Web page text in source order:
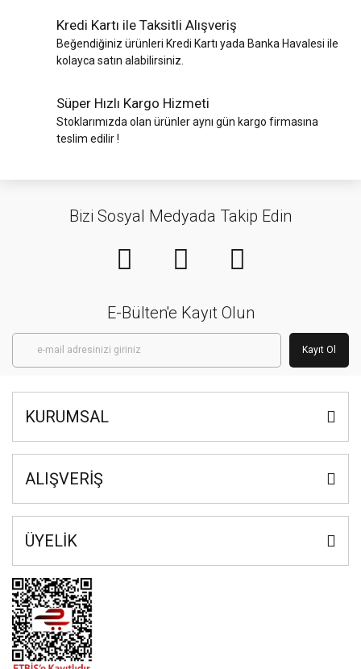
Kredi Kartı ile Taksitli Alışveriş
Beğendiğiniz ürünleri Kredi Kartı yada Banka Havalesi ile
kolayca satın alabilirsiniz.
Süper Hızlı Kargo Hizmeti
Stoklarımızda olan ürünler aynı gün kargo firmasına
teslim edilir !
Bizi Sosyal Medyada Takip Edin
E-Bülten'e Kayıt Olun
Kayıt Ol
KURUMSAL
ALIŞVERİŞ
ÜYELİK